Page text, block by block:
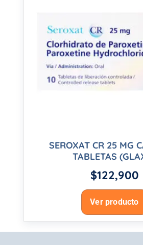
SEROXAT CR 25 MG
TABLETAS
$122,900
Ver producto